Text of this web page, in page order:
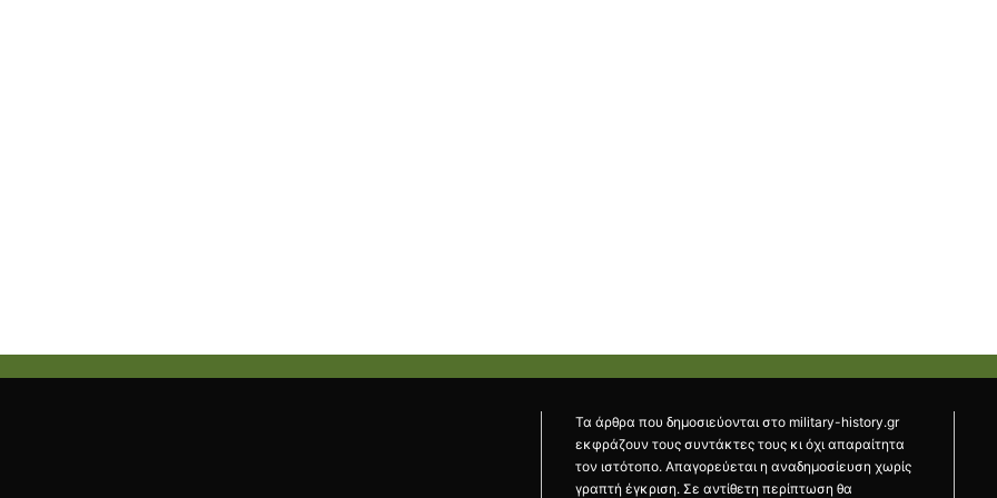
Τα άρθρα που δημοσιεύονται στο military-history.gr
εκφράζουν τους συντάκτες τους κι όχι απαραίτητα
τον ιστότοπο. Απαγορεύεται η αναδημοσίευση χωρίς
γραπτή έγκριση. Σε αντίθετη περίπτωση θα